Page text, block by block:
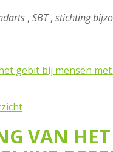
, SBT, stichting
gebit bij mensen
VAN